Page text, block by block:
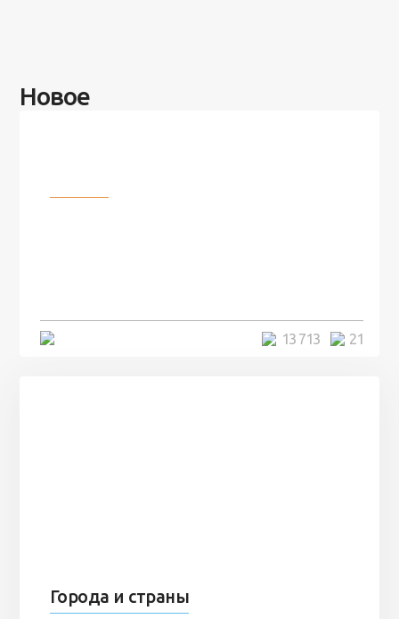
Новое
21
13 713
Города и страны